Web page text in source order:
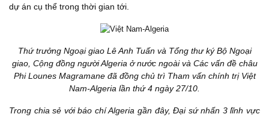
dự án cụ thể trong thời gian tới.
Thứ trưởng Ngoại giao Lê Anh Tuấn và Tổng thư k‎ý Bộ Ngoại
giao, Cộng đồng người Algeria ở nước ngoài và Các vấn đề châu
Phi Lounes Magramane đã đồng chủ trì Tham vấn chính trị Việt
Nam-Algeria lần thứ 4 ngày 27/10.
Trong chia sẻ với báo chí Algeria gần đây, Đại sứ nhấn 3 lĩnh vực